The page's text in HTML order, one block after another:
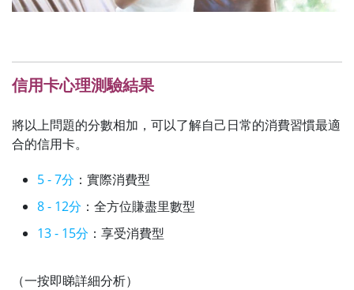
信用卡心理測驗結果
將以上問題的分數相加，可以了解自己日常的消費習慣最適
合的信用卡。
5 - 7分 ：實際消費型
8 - 12分 ：全方位賺盡里數型
13 - 15分 ：享受消費型
（一按即睇詳細分析）